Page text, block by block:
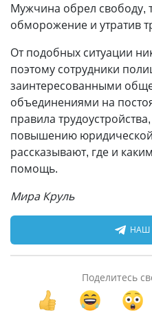
Мужчина обрел свободу,
обморожение и утратив
От подобных ситуации
поэтому сотрудники
заинтересованными
объединениями на
правила
повышению юридической
рассказывают, где и
помощь.
Мира Круль
НАШ
Поделитесь